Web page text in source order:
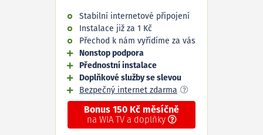
Stabilní internetové připojení
Instalace již za 1 Kč
Přechod k nám vyřídíme za vás
Nonstop podpora
Přednostní instalace
Doplňkové služby se slevou
Bezpečný internet zdarma
Bonus 150 Kč měsíčně
na WIA TV a doplňky